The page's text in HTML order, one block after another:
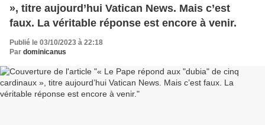
», titre aujourd’hui Vatican News. Mais c’est
faux. La véritable réponse est encore à venir.
Publié le 03/10/2023 à 22:18
Par dominicanus